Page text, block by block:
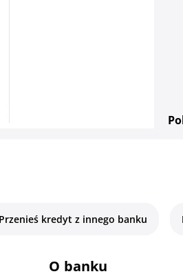
Przenieś kredyt z innego banku
O banku